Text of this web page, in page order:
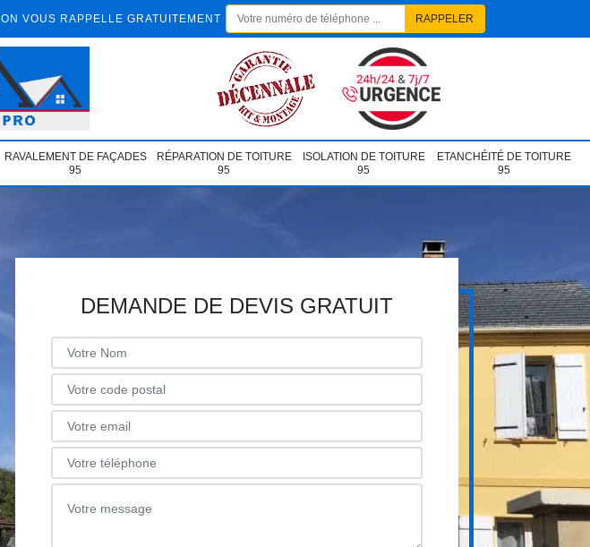
ON VOUS RAPPELLE GRATUITEMENT
RAVALEMENT DE FAÇADES
95
RÉPARATION DE TOITURE
95
ISOLATION DE TOITURE
95
ETANCHÉITÉ DE TOITURE
95
DEMANDE DE DEVIS GRATUIT